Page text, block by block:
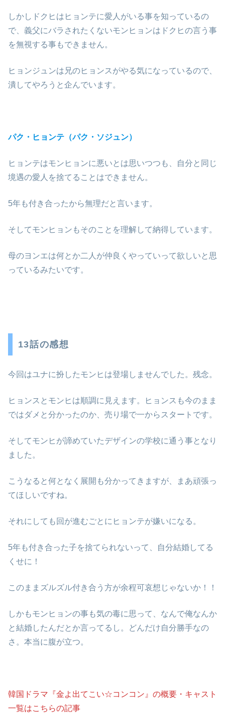
しかしドクヒはヒョンテに愛人がいる事を知っているの
で、義父にバラされたくないモンヒョンはドクヒの言う事
を無視する事もできません。
ヒョンジュンは兄のヒョンスがやる気になっているので、
潰してやろうと企んでいます。
パク・ヒョンテ（パク・ソジュン）
ヒョンテはモンヒョンに悪いとは思いつつも、自分と同じ
境遇の愛人を捨てることはできません。
5年も付き合ったから無理だと言います。
そしてモンヒョンもそのことを理解して納得しています。
母のヨンエは何とか二人が仲良くやっていって欲しいと思
っているみたいです。
13話の感想
今回はユナに扮したモンヒは登場しませんでした。残念。
ヒョンスとモンヒは順調に見えます。ヒョンスも今のまま
ではダメと分かったのか、売り場で一からスタートです。
そしてモンヒが諦めていたデザインの学校に通う事となり
ました。
こうなると何となく展開も分かってきますが、まあ頑張っ
てほしいですね。
それにしても回が進むごとにヒョンテが嫌いになる。
5年も付き合った子を捨てられないって、自分結婚してる
くせに！
このままズルズル付き合う方が余程可哀想じゃないか！！
しかもモンヒョンの事も気の毒に思って、なんで俺なんか
と結婚したんだとか言ってるし。どんだけ自分勝手なの
さ。本当に腹が立つ。
韓国ドラマ『金よ出てこい☆コンコン』の概要・キャスト
一覧はこちらの記事